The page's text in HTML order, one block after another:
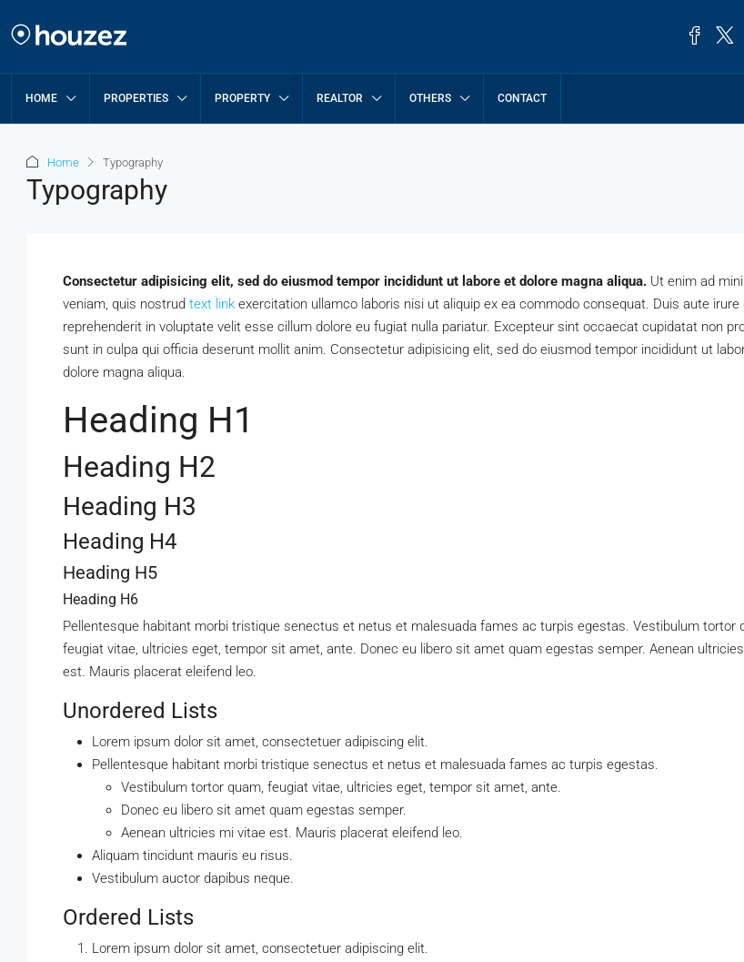
HOME PROPERTIES PROPERTY REALTOR OTHERS CONTACT
Home Typography
Typography
Consectetur adipisicing elit, sed do eiusmod tempor incididunt ut labore et dolore magna aliqua. Ut enim ad
veniam, quis nostrud text link exercitation ullamco laboris nisi ut aliquip ex ea commodo consequat. Duis aute irure
reprehenderit in voluptate velit esse cillum dolore eu fugiat nulla pariatur. Excepteur sint occaecat cupidatat non
sunt in culpa qui officia deserunt mollit anim. Consectetur adipisicing elit, sed do eiusmod tempor incididunt ut
dolore magna aliqua.
Heading H1
Heading H2
Heading H3
Heading H4
Heading H5
Heading H6
Pellentesque habitant morbi tristique senectus et netus et malesuada fames ac turpis egestas. Vestibulum tortor
feugiat vitae, ultricies eget, tempor sit amet, ante. Donec eu libero sit amet quam egestas semper. Aenean
est. Mauris placerat eleifend leo.
Unordered Lists
Lorem ipsum dolor sit amet, consectetuer adipiscing elit.
Pellentesque habitant morbi tristique senectus et netus et malesuada fames ac turpis egestas.
Vestibulum tortor quam, feugiat vitae, ultricies eget, tempor sit amet, ante.
Donec eu libero sit amet quam egestas semper.
Aenean ultricies mi vitae est. Mauris placerat eleifend leo.
Aliquam tincidunt mauris eu risus.
Vestibulum auctor dapibus neque.
Ordered Lists
Lorem ipsum dolor sit amet, consectetuer adipiscing elit.
2436 SW 8th St, Miami, FL 33135, USA
4 2 1 1200 Sq Ft
905 Brickell Bay Dr, Miami, FL 33131,
3 2 1 3410 Sq Ft